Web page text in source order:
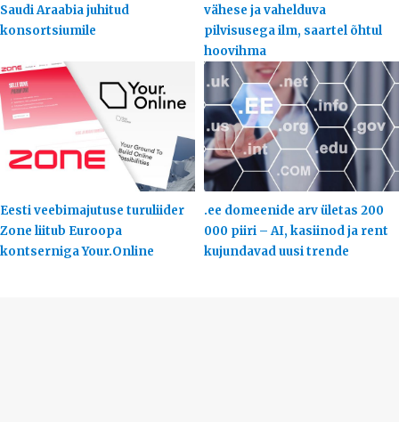
Saudi Araabia juhitud
konsortsiumile
vähese ja vahelduva
pilvisusega ilm, saartel õhtul
hoovihma
Eesti veebimajutuse turuliider
Zone liitub Euroopa
kontserniga Your.Online
.ee domeenide arv ületas 200
000 piiri – AI, kasiinod ja rent
kujundavad uusi trende